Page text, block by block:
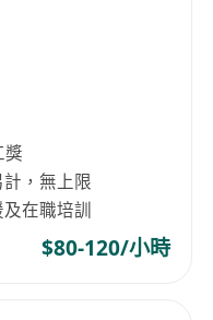
獎
，無上限
在職培訓
$80-120/小時